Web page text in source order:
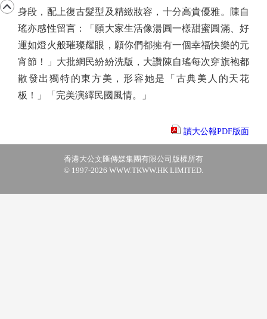
身段，配上復古髮型及精緻妝容，十分高貴優雅。陳自
瑤亦感性留言：「願大家生活像湯圓一樣甜蜜圓滿、好
運如燈火般璀璨耀眼，願你們都擁有一個幸福快樂的元
宵節！」大批網民紛紛洗版，大讚陳自瑤每次穿旗袍都
散發出獨特的東方美，形容她是「古典美人的天花
板！」「完美演繹民國風情。」
讀大公報PDF版面
香港大公文匯傳媒集團有限公司版權所有
© 1997-2026 WWW.TKWW.HK LIMITED.